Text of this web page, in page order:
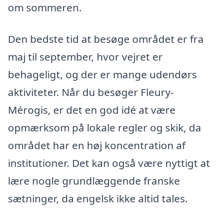
om sommeren.
Den bedste tid at besøge området er fra
maj til september, hvor vejret er
behageligt, og der er mange udendørs
aktiviteter. Når du besøger Fleury-
Mérogis, er det en god idé at være
opmærksom på lokale regler og skik, da
området har en høj koncentration af
institutioner. Det kan også være nyttigt at
lære nogle grundlæggende franske
sætninger, da engelsk ikke altid tales.